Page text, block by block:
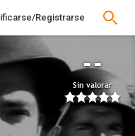
Registrarse
--
Sin valorar